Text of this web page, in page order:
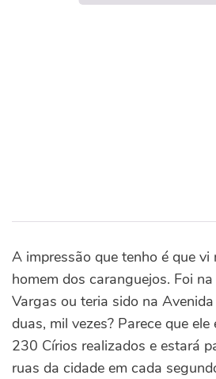
A impressão que tenho é que vi
homem dos caranguejos. Foi
Vargas ou teria sido na
duas, mil vezes? Parece que
230 Círios realizados e estará
ruas da cidade em cada